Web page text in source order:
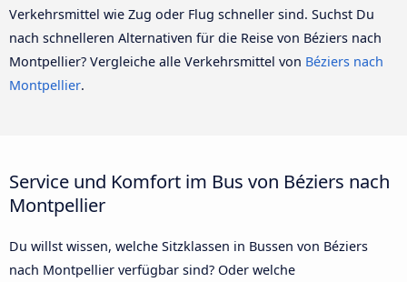
Verkehrsmittel wie Zug oder Flug schneller sind. Suchst Du
nach schnelleren Alternativen für die Reise von Béziers nach
Montpellier? Vergleiche alle Verkehrsmittel von Béziers nach
Montpellier.
Service und Komfort im Bus von Béziers nach
Montpellier
Du willst wissen, welche Sitzklassen in Bussen von Béziers
nach Montpellier verfügbar sind? Oder welche